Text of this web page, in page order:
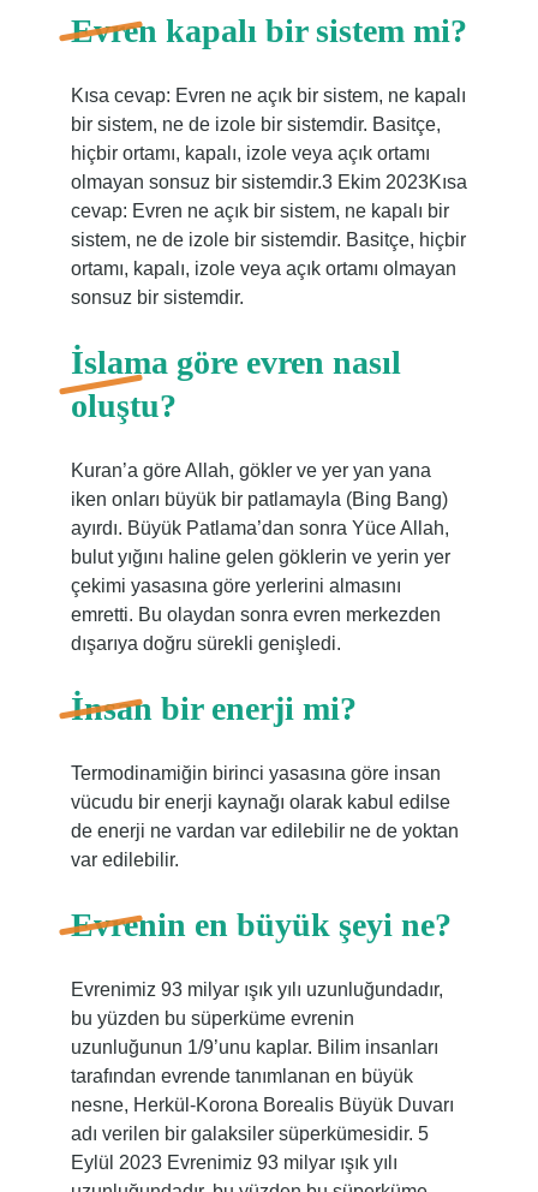
Evren kapalı bir sistem mi?
Kısa cevap: Evren ne açık bir sistem, ne kapalı
bir sistem, ne de izole bir sistemdir. Basitçe,
hiçbir ortamı, kapalı, izole veya açık ortamı
olmayan sonsuz bir sistemdir.3 Ekim 2023Kısa
cevap: Evren ne açık bir sistem, ne kapalı bir
sistem, ne de izole bir sistemdir. Basitçe, hiçbir
ortamı, kapalı, izole veya açık ortamı olmayan
sonsuz bir sistemdir.
İslama göre evren nasıl
oluştu?
Kuran’a göre Allah, gökler ve yer yan yana
iken onları büyük bir patlamayla (Bing Bang)
ayırdı. Büyük Patlama’dan sonra Yüce Allah,
bulut yığını haline gelen göklerin ve yerin yer
çekimi yasasına göre yerlerini almasını
emretti. Bu olaydan sonra evren merkezden
dışarıya doğru sürekli genişledi.
İnsan bir enerji mi?
Termodinamiğin birinci yasasına göre insan
vücudu bir enerji kaynağı olarak kabul edilse
de enerji ne vardan var edilebilir ne de yoktan
var edilebilir.
Evrenin en büyük şeyi ne?
Evrenimiz 93 milyar ışık yılı uzunluğundadır,
bu yüzden bu süperküme evrenin
uzunluğunun 1/9’unu kaplar. Bilim insanları
tarafından evrende tanımlanan en büyük
nesne, Herkül-Korona Borealis Büyük Duvarı
adı verilen bir galaksiler süperkümesidir. 5
Eylül 2023 Evrenimiz 93 milyar ışık yılı